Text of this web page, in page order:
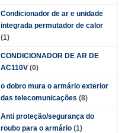
Condicionador de ar e unidade
integrada permutador de calor
(1)
CONDICIONADOR DE AR DE
AC110V (0)
o dobro mura o armário exterior
das telecomunicações (8)
Anti proteção/segurança do
roubo para o armário (1)